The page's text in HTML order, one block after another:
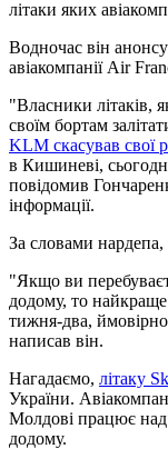
літаки яких
Водночас він
авіакомпанії Air
"Власники літаків,
своїм бортам
KLM скасував свої
в Кишиневі,
повідомив
інформації.
За словами
"Якщо ви
додому, то
тижня-два,
написав він.
Нагадаємо, літаку
України.
Молдові працює над
додому.